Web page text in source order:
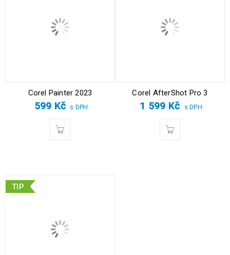
Corel Painter 2023
599 Kč s DPH
Corel AfterShot Pro 3
1 599 Kč s DPH
TIP